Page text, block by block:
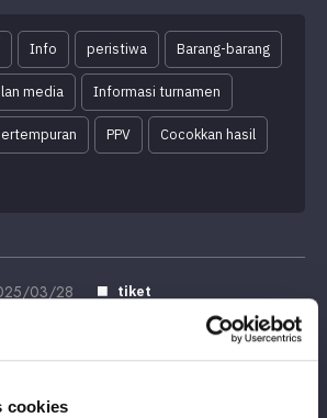
cookies
Info peristiwa Barang-barang
media Informasi turnamen
PPV Cocokkan hasil
03/28 tiket
sebelum acara!! Informasi
pertunjukan perayaan debut
pada 31 Mei "Natsu & Saori - Here